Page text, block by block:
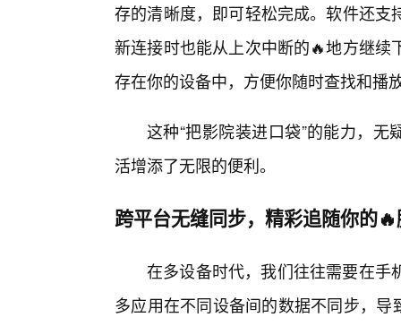
存的清晰度，即可轻松完成。软件还
新连接时也能从上次中断的🔥地方继
存在你的设备中，方便你随时查找和播
这种“把影院装进口袋”的能力，
活增添了无限的便利。
跨平台无缝同步，精彩追随你的
在多设备时代，我们往往需要在手
多应用在不同设备间的数据不同步，